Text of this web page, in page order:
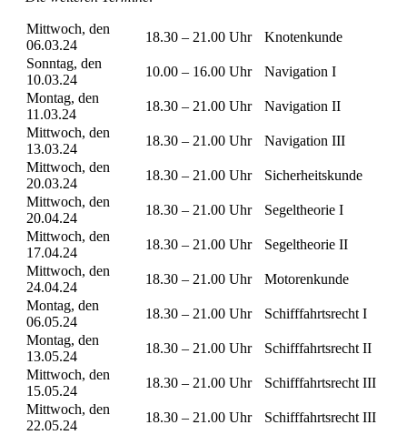
Mittwoch, den
06.03.24
18.30 – 21.00 Uhr
Knotenkunde
Sonntag, den
10.03.24
10.00 – 16.00 Uhr
Navigation I
Montag, den
11.03.24
18.30 – 21.00 Uhr
Navigation II
Mittwoch, den
13.03.24
18.30 – 21.00 Uhr
Navigation III
Mittwoch, den
20.03.24
18.30 – 21.00 Uhr
Sicherheitskunde
Mittwoch, den
20.04.24
18.30 – 21.00 Uhr
Segeltheorie I
Mittwoch, den
17.04.24
18.30 – 21.00 Uhr
Segeltheorie II
Mittwoch, den
24.04.24
18.30 – 21.00 Uhr
Motorenkunde
Montag, den
06.05.24
18.30 – 21.00 Uhr
Schifffahrtsrecht I
Montag, den
13.05.24
18.30 – 21.00 Uhr
Schifffahrtsrecht II
Mittwoch, den
15.05.24
18.30 – 21.00 Uhr
Schifffahrtsrecht III
Mittwoch, den
22.05.24
18.30 – 21.00 Uhr
Schifffahrtsrecht III